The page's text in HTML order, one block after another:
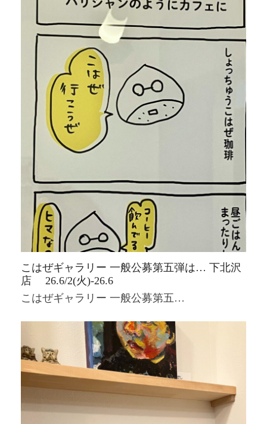
こはぜギャラリー 一般公募第五弾は… 下北沢
店 26.6/2(火)-26.6
こはぜギャラリー 一般公募第五…